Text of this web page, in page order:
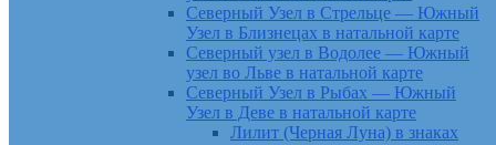
Северный Узел в Стрельце — Южный
Узел в Близнецах в натальной карте
Северный узел в Водолее — Южный
узел во Льве в натальной карте
Северный Узел в Рыбах — Южный
Узел в Деве в натальной карте
Лилит (Черная Луна) в знаках